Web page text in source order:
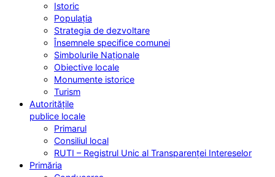
Istoric
Populația
Strategia de dezvoltare
Însemnele specifice comunei
Simbolurile Naționale
Obiective locale
Monumente istorice
Turism
Autoritățile
publice locale
Primarul
Consiliul local
RUTI – Registrul Unic al Transparenței Intereselor
Primăria